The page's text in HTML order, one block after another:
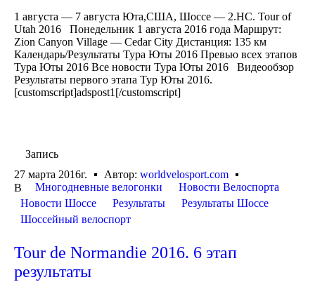
1 августа — 7 августа Юта,США, Шоссе — 2.HC. Tour of
Utah 2016 Понедельник 1 августа 2016 года Маршрут:
Zion Canyon Village — Cedar City Дистанция: 135 км
Календарь/Результаты Тура Юты 2016 Превью всех этапов
Тура Юты 2016 Все новости Тура Юты 2016 Видеообзор
Результаты первого этапа Тур Юты 2016.
[customscript]adspost1[/customscript]
Запись
27 марта 2016г.
Автор: worldvelosport.com
В
Многодневные велогонки
Новости Велоспорта
Новости Шоссе
Результаты
Результаты Шоссе
Шоссейный велоспорт
Tour de Normandie 2016. 6 этап
результаты